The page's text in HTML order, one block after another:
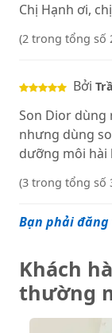
Chị Hạnh ơi,
(2 trong tổng số
Bởi
Son Dior dùng
nhưng dùng
dưỡng môi hài
(3 trong tổng số
Bạn phải
Khách
thường